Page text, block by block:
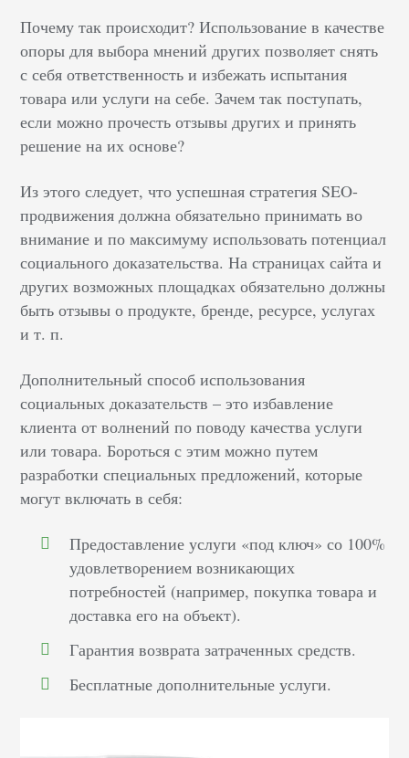
Почему так происходит? Использование в качестве
опоры для выбора мнений других позволяет снять
с себя ответственность и избежать испытания
товара или услуги на себе. Зачем так поступать,
если можно прочесть отзывы других и принять
решение на их основе?
Из этого следует, что успешная стратегия SEO-
продвижения должна обязательно принимать во
внимание и по максимуму использовать потенциал
социального доказательства. На страницах сайта и
других возможных площадках обязательно должны
быть отзывы о продукте, бренде, ресурсе, услугах
и т. п.
Дополнительный способ использования
социальных доказательств – это избавление
клиента от волнений по поводу качества услуги
или товара. Бороться с этим можно путем
разработки специальных предложений, которые
могут включать в себя:
Предоставление услуги «под ключ» со 100%
удовлетворением возникающих
потребностей (например, покупка товара и
доставка его на объект).
Гарантия возврата затраченных средств.
Бесплатные дополнительные услуги.